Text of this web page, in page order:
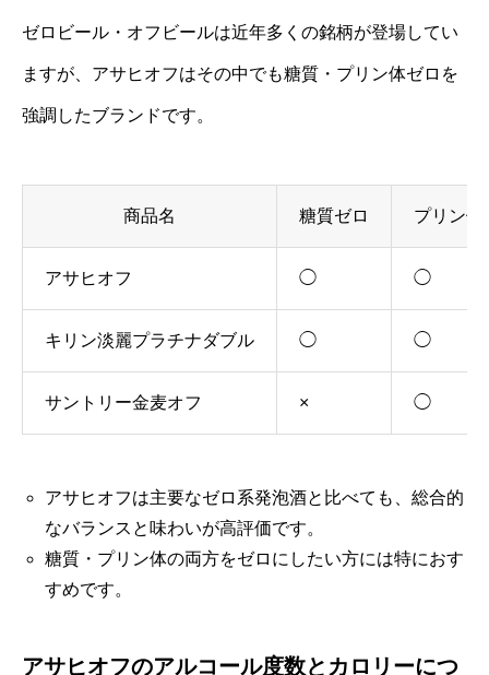
ゼロビール・オフビールは近年多くの銘柄が登場してい
ますが、アサヒオフはその中でも糖質・プリン体ゼロを
強調したブランドです。
商品名 糖質ゼロ プリン体
アサヒオフ ◯ ◯
キリン淡麗プラチナダブル ◯ ◯
サントリー金麦オフ × ◯
アサヒオフは主要なゼロ系発泡酒と比べても、総合的
なバランスと味わいが高評価です。
糖質・プリン体の両方をゼロにしたい方には特におす
すめです。
アサヒオフのアルコール度数とカロリーにつ